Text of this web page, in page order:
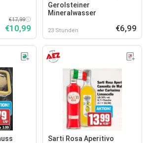
€17,99
€10,99
Gerolsteiner
Mineralwasser
23 Stunden €6,99
Sarti Rosa Aperitivo